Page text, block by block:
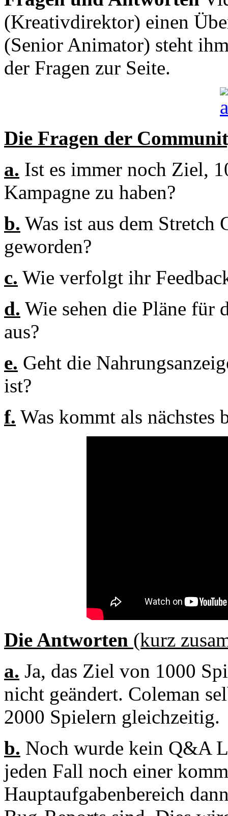
(Kreativdirektor) einen
(Senior Animator) steht
der Fragen zur Seite.
Die Fragen der
a. Ist es immer noch Ziel,
Kampagne zu haben?
b. Was ist aus dem Stretch
geworden?
c. Wie verfolgt ihr
d. Wie sehen die Pläne für
aus?
e. Geht die
ist?
f. Was kommt als
Die Antworten (kurz
a. Ja, das Ziel von 1000
nicht geändert. Coleman
2000 Spielern gleichzeitig.
b. Noch wurde kein Q&A
jeden Fall noch einer
Hauptaufgabenbereich